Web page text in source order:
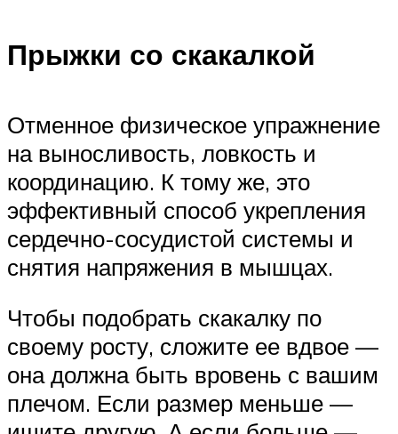
Прыжки со скакалкой
Отменное физическое упражнение
на выносливость, ловкость и
координацию. К тому же, это
эффективный способ укрепления
сердечно-сосудистой системы и
снятия напряжения в мышцах.
Чтобы подобрать скакалку по
своему росту, сложите ее вдвое —
она должна быть вровень с вашим
плечом. Если размер меньше —